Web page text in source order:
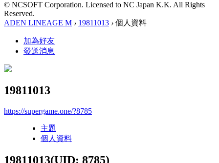
© NCSOFT Corporation. Licensed to NC Japan K.K. All Rights
Reserved.
ADEN LINEAGE M › 19811013 › 個人資料
加為好友
發送消息
19811013
https://supergame.one/?8785
主題
個人資料
19811013(UID: 8785)